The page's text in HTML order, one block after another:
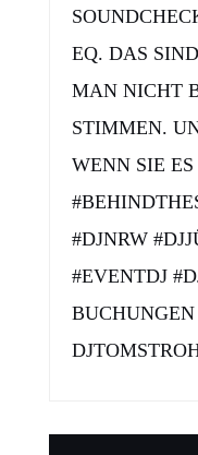
EQ. DAS
MAN NICHT
STIMMEN.
WENN SIE
#DJNRW
#EVENTDJ